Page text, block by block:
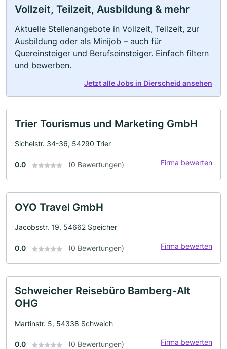
Vollzeit, Teilzeit, Ausbildung & mehr
Aktuelle Stellenangebote in Vollzeit, Teilzeit, zur
Ausbildung oder als Minijob – auch für
Quereinsteiger und Berufseinsteiger. Einfach filtern
und bewerben.
Jetzt alle Jobs in Dierscheid ansehen
Trier Tourismus und Marketing GmbH
Sichelstr. 34-36, 54290 Trier
0.0 (0 Bewertungen) Firma bewerten
OYO Travel GmbH
Jacobsstr. 19, 54662 Speicher
0.0 (0 Bewertungen) Firma bewerten
Schweicher Reisebüro Bamberg-Alt
OHG
Martinstr. 5, 54338 Schweich
0.0 (0 Bewertungen) Firma bewerten